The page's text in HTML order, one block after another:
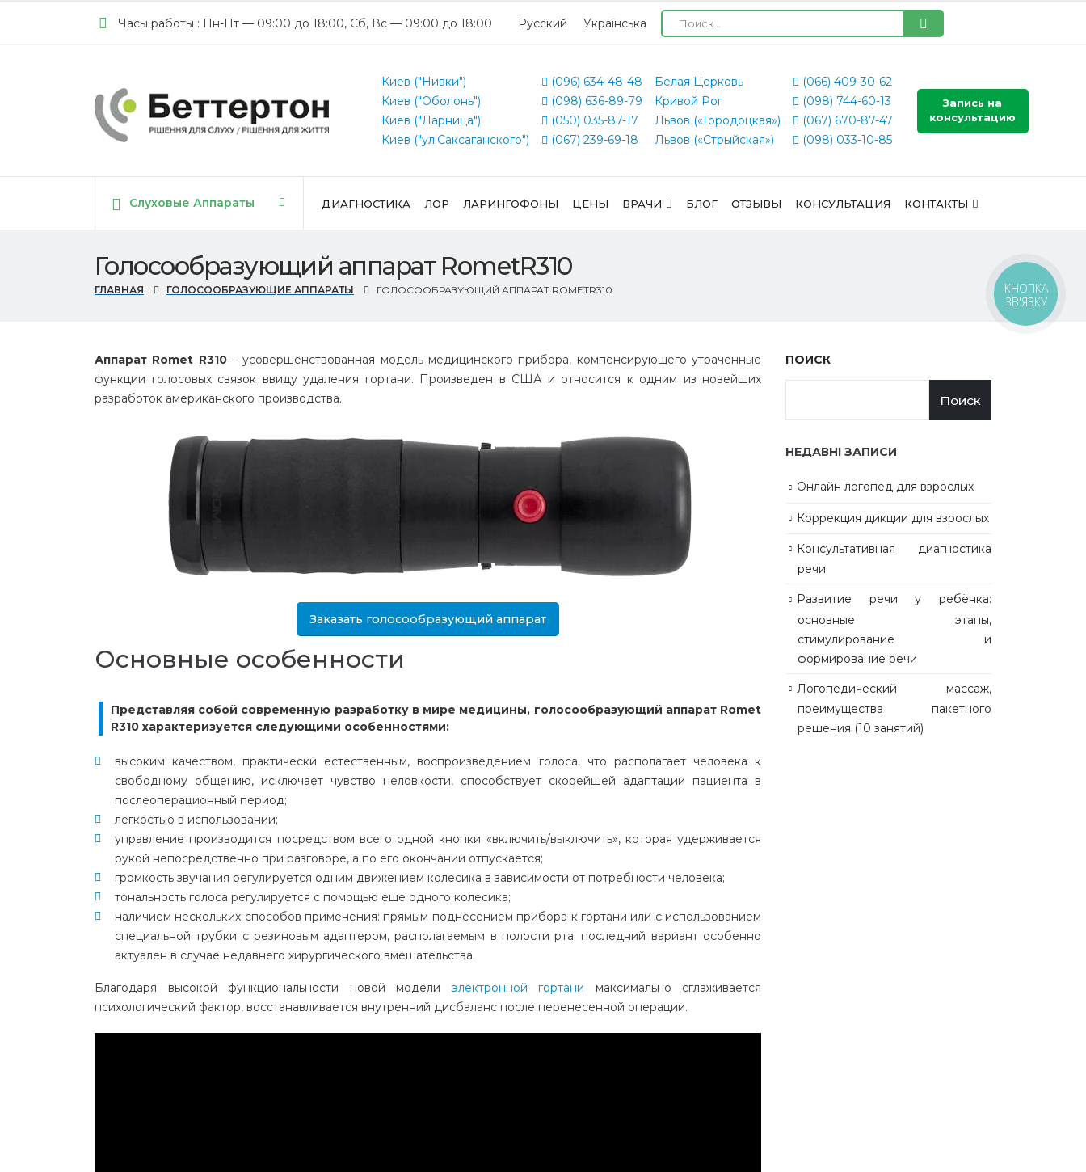
Часы работы : Пн-Пт — 09:00 до 18:00, Сб, Вс — 09:00 до 18:00 Русский Українська
Киев ("Нивки")
Киев ("Оболонь")
Киев ("Дарница")
Киев ("ул.Саксаганского")
(096) 634-48-48
(098) 636-89-79
(050) 035-87-17
(067) 239-69-18
Белая Церковь
Кривой Рог
Львов («Городоцкая»)
Львов («Стрыйская»)
(066) 409-30-62
(098) 744-60-13
(067) 670-87-47
(098) 033-10-85
Запись на
консультацию
Cлуховые Аппараты ДИАГНОСТИКА ЛОР ЛАРИНГОФОНЫ ЦЕНЫ ВРАЧИ БЛОГ ОТЗЫВЫ КОНСУЛЬТАЦИЯ КОНТАКТЫ
Голосообразующий аппарат RometR310
ГЛАВНАЯ ГОЛОСООБРАЗУЮЩИЕ АППАРАТЫ ГОЛОСООБРАЗУЮЩИЙ АППАРАТ ROMETR310
Аппарат Romet R310– усовершенствованная модель медицинского прибора, компенсирующего утраченные
функции голосовых связок ввиду удаления гортани. Произведен в США и относится к одним из новейших
разработок американского производства.
Заказать голосообразующий аппарат
Основные особенности
Представляя собой современную разработку в мире медицины, голосообразующий аппарат Romet
R310 характеризуется следующими особенностями:
высоким качеством, практически естественным, воспроизведением голоса, что располагает человека к
свободному общению, исключает чувство неловкости, способствует скорейшей адаптации пациента в
послеоперационный период;
легкостью в использовании;
управление производится посредством всего одной кнопки «включить/выключить», которая удерживается
рукой непосредственно при разговоре, а по его окончании отпускается;
громкость звучания регулируется одним движением колесика в зависимости от потребности человека;
тональность голоса регулируется с помощью еще одного колесика;
наличием нескольких способов применения: прямым поднесением прибора к гортани или с использованием
специальной трубки с резиновым адаптером, располагаемым в полости рта; последний вариант особенно
актуален в случае недавнего хирургического вмешательства.
Благодаря высокой функциональности новой модели электронной гортани максимально сглаживается
психологический фактор, восстанавливается внутренний дисбаланс после перенесенной операции.
ПОИСК
Поиск
НЕДАВНІ ЗАПИСИ
Онлайн логопед для взрослых
Коррекция дикции для взрослых
Консультативная диагностика
речи
Развитие речи у ребёнка:
основные этапы,
стимулирование и
формирование речи
Логопедический массаж,
преимущества пакетного
решения (10 занятий)
КНОПКА
ЗВ'ЯЗКУ